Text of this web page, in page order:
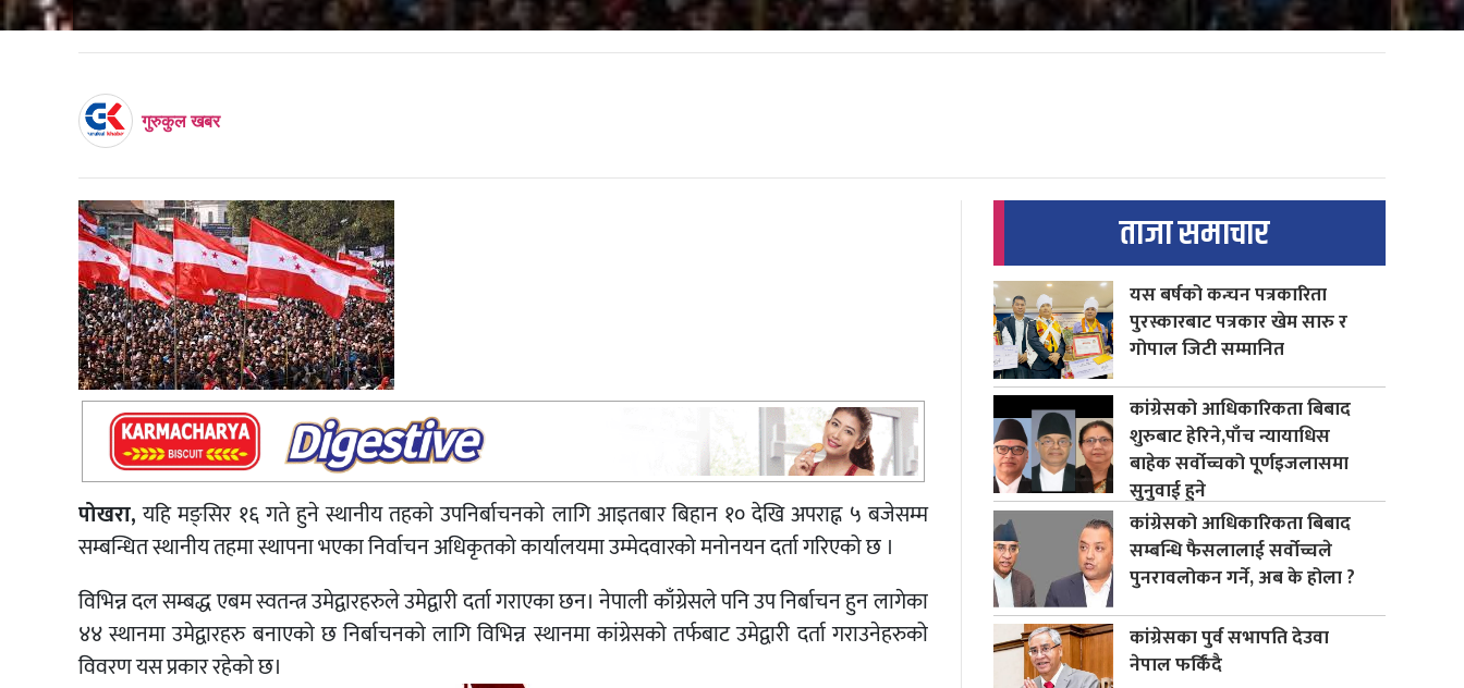
गुरुकुल खबर
पोखरा,यहि मङ्सिर १६ गते हुने स्थानीय तहको उपनिर्बाचनको लागि आइतबार बिहान १० देखि अपराह्न ५ बजेसम्म
सम्बन्धित स्थानीय तहमा स्थापना भएका निर्वाचन अधिकृतको कार्यालयमा उम्मेदवारको मनोनयन दर्ता गरिएको छ ।
विभिन्न दल सम्बद्ध एबम स्वतन्त्र उमेद्वारहरुले उमेद्वारी दर्ता गराएका छन। नेपाली काँग्रेसले पनि उप निर्बाचन हुन लागेका
४४ स्थानमा उमेद्वारहरु बनाएको छ निर्बाचनको लागि विभिन्न स्थानमा कांग्रेसको तर्फबाट उमेद्वारी दर्ता गराउनेहरुको
विवरण यस प्रकार रहेको छ।
ताजा समाचार
यस बर्षको कन्चन पत्रकारिता
पुरस्कारबाट पत्रकार खेम सारु र
गोपाल जिटी सम्मानित
कांग्रेसको आधिकारिकता बिबाद
शुरुबाट हेरिने,पाँच न्यायाधिस
बाहेक सर्वोच्चको पूर्णइजलासमा
सुनुवाई हुने
कांग्रेसको आधिकारिकता बिबाद
सम्बन्धि फैसलालाई सर्वोच्चले
पुनरावलोकन गर्ने, अब के होला ?
कांग्रेसका पुर्व सभापति देउवा
नेपाल फर्किंदै